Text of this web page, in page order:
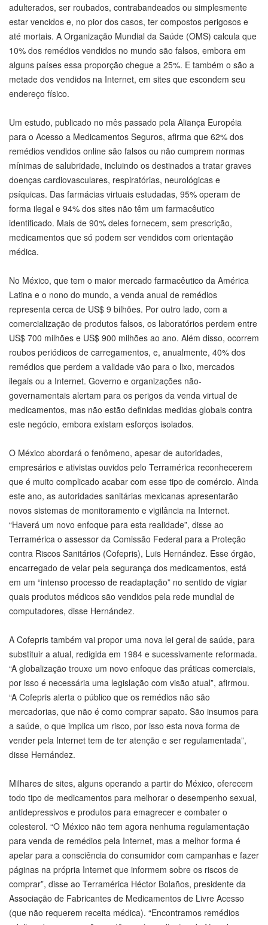
adulterados, ser roubados, contrabandeados ou simplesmente
estar vencidos e, no pior dos casos, ter compostos perigosos e
até mortais. A Organização Mundial da Saúde (OMS) calcula que
10% dos remédios vendidos no mundo são falsos, embora em
alguns países essa proporção chegue a 25%. E também o são a
metade dos vendidos na Internet, em sites que escondem seu
endereço físico.
Um estudo, publicado no mês passado pela Aliança Européia
para o Acesso a Medicamentos Seguros, afirma que 62% dos
remédios vendidos online são falsos ou não cumprem normas
mínimas de salubridade, incluindo os destinados a tratar graves
doenças cardiovasculares, respiratórias, neurológicas e
psíquicas. Das farmácias virtuais estudadas, 95% operam de
forma ilegal e 94% dos sites não têm um farmacêutico
identificado. Mais de 90% deles fornecem, sem prescrição,
medicamentos que só podem ser vendidos com orientação
médica.
No México, que tem o maior mercado farmacêutico da América
Latina e o nono do mundo, a venda anual de remédios
representa cerca de US$ 9 bilhões. Por outro lado, com a
comercialização de produtos falsos, os laboratórios perdem entre
US$ 700 milhões e US$ 900 milhões ao ano. Além disso, ocorrem
roubos periódicos de carregamentos, e, anualmente, 40% dos
remédios que perdem a validade vão para o lixo, mercados
ilegais ou a Internet. Governo e organizações não-
governamentais alertam para os perigos da venda virtual de
medicamentos, mas não estão definidas medidas globais contra
este negócio, embora existam esforços isolados.
O México abordará o fenômeno, apesar de autoridades,
empresários e ativistas ouvidos pelo Terramérica reconhecerem
que é muito complicado acabar com esse tipo de comércio. Ainda
este ano, as autoridades sanitárias mexicanas apresentarão
novos sistemas de monitoramento e vigilância na Internet.
“Haverá um novo enfoque para esta realidade”, disse ao
Terramérica o assessor da Comissão Federal para a Proteção
contra Riscos Sanitários (Cofepris), Luis Hernández. Esse órgão,
encarregado de velar pela segurança dos medicamentos, está
em um “intenso processo de readaptação” no sentido de vigiar
quais produtos médicos são vendidos pela rede mundial de
computadores, disse Hernández.
A Cofepris também vai propor uma nova lei geral de saúde, para
substituir a atual, redigida em 1984 e sucessivamente reformada.
“A globalização trouxe um novo enfoque das práticas comerciais,
por isso é necessária uma legislação com visão atual”, afirmou.
“A Cofepris alerta o público que os remédios não são
mercadorias, que não é como comprar sapato. São insumos para
a saúde, o que implica um risco, por isso esta nova forma de
vender pela Internet tem de ter atenção e ser regulamentada”,
disse Hernández.
Milhares de sites, alguns operando a partir do México, oferecem
todo tipo de medicamentos para melhorar o desempenho sexual,
antidepressivos e produtos para emagrecer e combater o
colesterol. “O México não tem agora nenhuma regulamentação
para venda de remédios pela Internet, mas a melhor forma é
apelar para a consciência do consumidor com campanhas e fazer
páginas na própria Internet que informem sobre os riscos de
comprar”, disse ao Terramérica Héctor Bolaños, presidente da
Associação de Fabricantes de Medicamentos de Livre Acesso
(que não requerem receita médica). “Encontramos remédios